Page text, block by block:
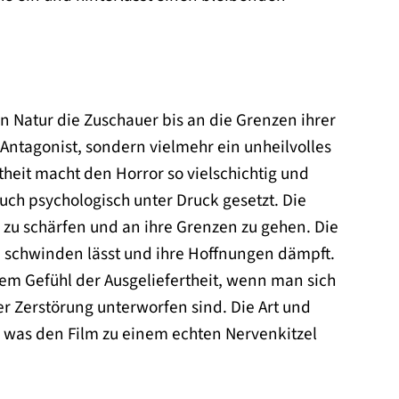
Natur die Zuschauer bis an die Grenzen ihrer
sondern vielmehr ein unheilvolles
macht den Horror so vielschichtig und
psychologisch unter Druck gesetzt. Die
schärfen und an ihre Grenzen zu gehen. Die
schwinden lässt und ihre Hoffnungen dämpft.
Gefühl der Ausgeliefertheit, wenn man sich
Zerstörung unterworfen sind. Die Art und
den Film zu einem echten Nervenkitzel